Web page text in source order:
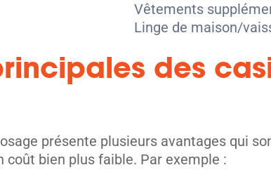
Vêtements
Linge de maison/
des
présente plusieurs avantages qui
bien plus faible. Par exemple :